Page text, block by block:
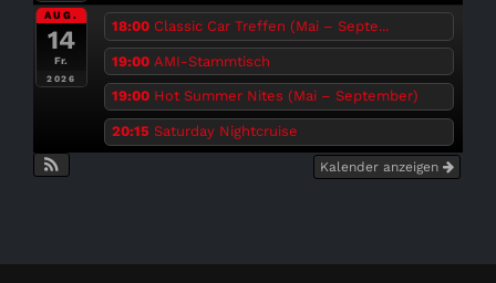
AUG.
14
Fr.
2026
18:00 Classic Car Treffen (Mai – Septe...
19:00 AMI-Stammtisch
19:00 Hot Summer Nites (Mai – September)
20:15 Saturday Nightcruise
Kalender anzeigen